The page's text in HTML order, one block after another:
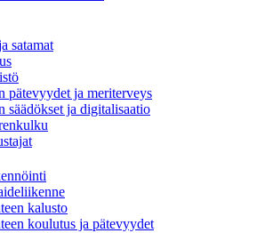
satamat
pätevyydet ja meriterveys
säädökset ja digitalisaatio
kalusto
koulutus ja pätevyydet